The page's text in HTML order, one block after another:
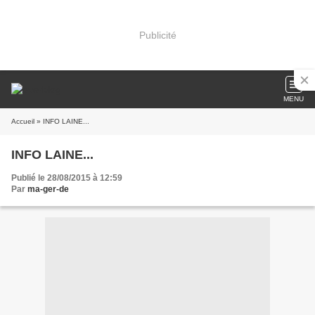
Publicité
MENU
Accueil » INFO LAINE...
INFO LAINE...
Publié le 28/08/2015 à 12:59
Par ma-ger-de